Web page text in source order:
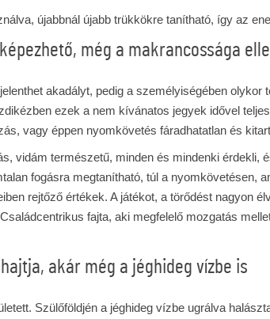
újabbnál újabb trükkökre tanítható, így az
még a makrancossága
akadályt, pedig a személyiségében olykor
ezek a nem kívánatos jegyek idővel
vagy éppen nyomkövetés fáradhatatlan és
vidám természetű, minden és mindenki érdekli,
fogásra megtanítható, túl a nyomkövetésen,
rejtőző értékek. A játékot, a törődést nagyon
fajta, aki megfelelő mozgatás
akár még a jéghideg vízbe is
Szülőföldjén a jéghideg vízbe ugrálva